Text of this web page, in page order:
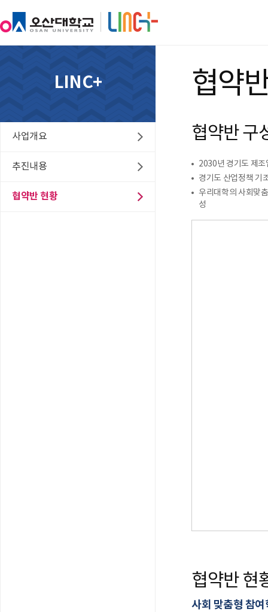
LINC+
사업개요
추진내용
협약반 현황
협약
협약반 구
2030년 경기도 제
경기도 산업정책 기
우리대학의 사회맞
성
협약반 현
사회 맞춤형 참